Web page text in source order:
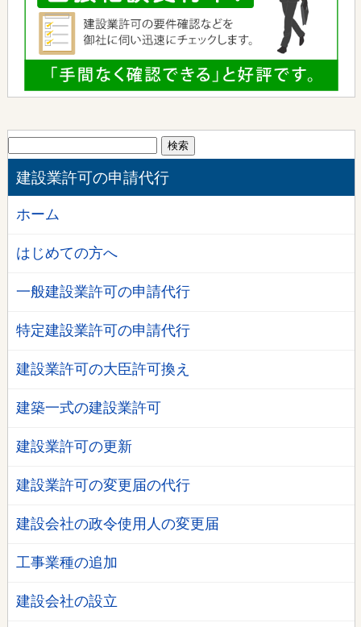
索:
建設業許可の申請代行
ホーム
はじめての方へ
一般建設業許可の申請代行
特定建設業許可の申請代行
建設業許可の大臣許可換え
建築一式の建設業許可
建設業許可の更新
建設業許可の変更届の代行
建設会社の政令使用人の変更届
工事業種の追加
建設会社の設立